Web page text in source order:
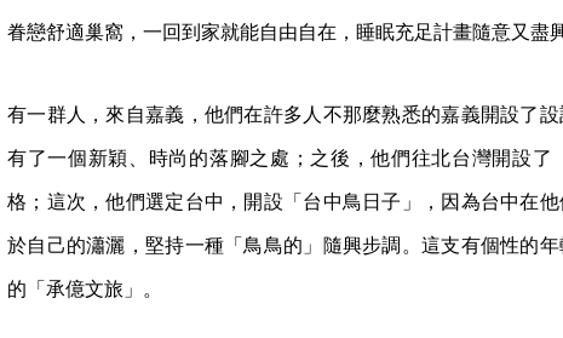
眷戀舒適巢窩，一回到家就能自由自在，睡眠充足計畫隨意又盡
有一群人，來自嘉義，他們在許多人不那麼熟悉的嘉義開設了
有了一個新穎、時尚的落腳之處；之後，他們往北台灣開設了
格；這次，他們選定台中，開設「台中鳥日子」，因為台中在
於自己的瀟灑，堅持一種「鳥鳥的」隨興步調。這支有個性的
的「承億文旅」。